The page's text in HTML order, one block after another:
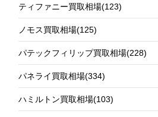
ティファニー買取相場(123)
ノモス買取相場(125)
パテックフィリップ買取相場(228)
パネライ買取相場(334)
ハミルトン買取相場(103)